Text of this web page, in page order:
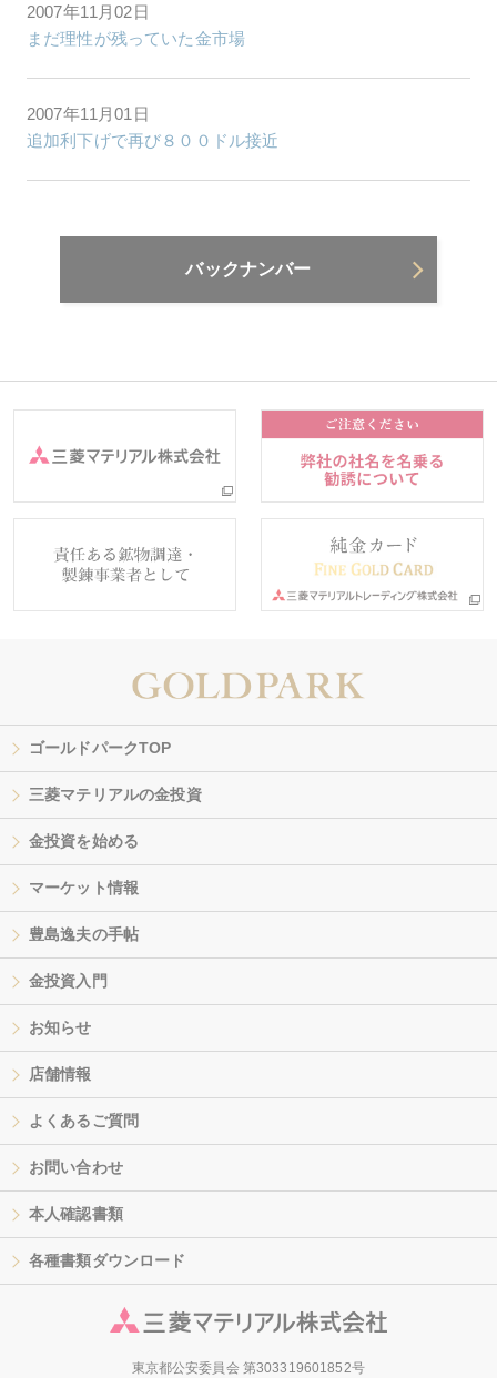
2007年11月02日
まだ理性が残っていた金市場
2007年11月01日
追加利下げで再び８００ドル接近
バックナンバー
ゴールドパークTOP
三菱マテリアルの金投資
金投資を始める
マーケット情報
豊島逸夫の手帖
金投資入門
お知らせ
店舗情報
よくあるご質問
お問い合わせ
本人確認書類
各種書類ダウンロード
東京都公安委員会 第303319601852号